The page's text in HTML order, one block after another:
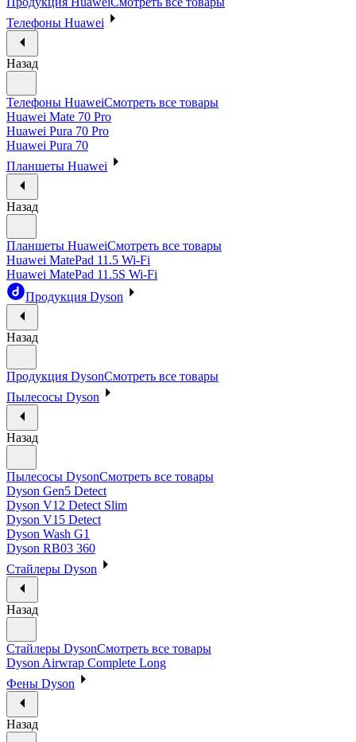
Телефоны Huawei
Назад
Телефоны HuaweiСмотреть все товары
Huawei Mate 70 Pro
Huawei Pura 70 Pro
Huawei Pura 70
Планшеты Huawei
Назад
Планшеты HuaweiСмотреть все товары
Huawei MatePad 11.5 Wi-Fi
Huawei MatePad 11.5S Wi-Fi
Продукция Dyson
Назад
Продукция DysonСмотреть все товары
Пылесосы Dyson
Назад
Пылесосы DysonСмотреть все товары
Dyson Gen5 Detect
Dyson V12 Detect Slim
Dyson V15 Detect
Dyson Wash G1
Dyson RB03 360
Стайлеры Dyson
Назад
Стайлеры DysonСмотреть все товары
Dyson Airwrap Complete Long
Фены Dyson
Назад